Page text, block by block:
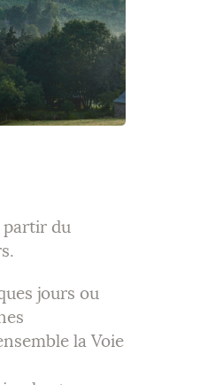
partir du
jours ou
la Voie